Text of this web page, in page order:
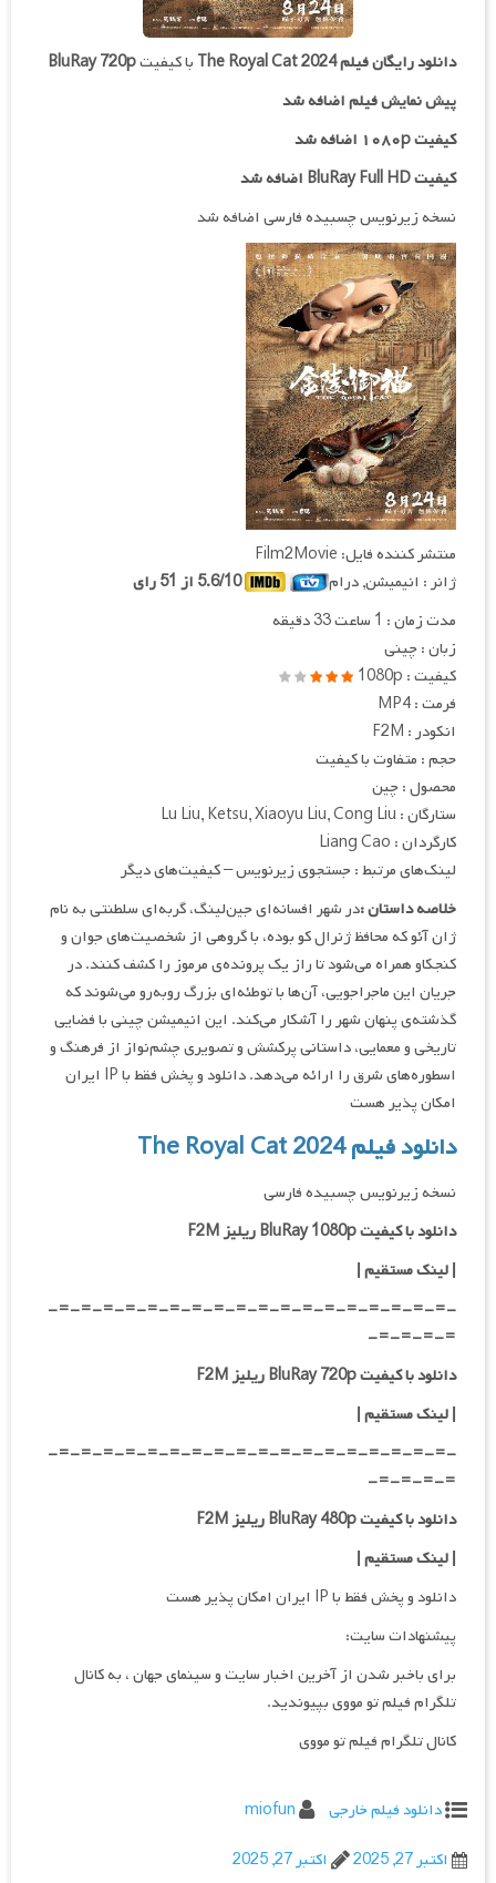
دانلود رایگان فیلمThe Royal Cat 2024 با کیفیتBluRay 720p
پیش نمایش فیلم اضافه شد
کیفیت ۱۰۸۰p اضافه شد
کیفیت BluRay Full HD اضافه شد
نسخه زیرنویس چسبیده فارسی اضافه شد
منتشر کننده فایل: Film2Movie
ژانر : انیمیشن, درام
5.6/10 از 51 رای
مدت زمان : 1 ساعت 33 دقیقه
زبان : چینی
کیفیت : 1080p
فرمت : MP4
انکودر : F2M
حجم : متفاوت با کیفیت
محصول : چین
ستارگان : Lu Liu, Ketsu, Xiaoyu Liu, Cong Liu
کارگردان : Liang Cao
لینک‌های مرتبط : جستجوی زیرنویس – کیفیت‌های دیگر
خلاصه داستان :در شهر افسانه‌ای جین‌لینگ، گربه‌ای سلطنتی به نام
ژان آئو که محافظ ژنرال کو بوده، با گروهی از شخصیت‌های جوان و
کنجکاو همراه می‌شود تا راز یک پرونده‌ی مرموز را کشف کنند. در
جریان این ماجراجویی، آن‌ها با توطئه‌ای بزرگ روبه‌رو می‌شوند که
گذشته‌ی پنهان شهر را آشکار می‌کند. این انیمیشن چینی با فضایی
تاریخی و معمایی، داستانی پرکشش و تصویری چشم‌نواز از فرهنگ و
اسطوره‌های شرق را ارائه می‌دهد. دانلود و پخش فقط با IP ایران
امکان پذیر هست
دانلود فیلم The Royal Cat 2024
نسخه زیرنویس چسبیده فارسی
دانلود با کیفیت BluRay 1080p ریلیز F2M
| لینک مستقیم |
-=-=-=-=-=-=-=-=-=-=-=-=-=-=-=-=-=-=-
=-=-=-=-
دانلود با کیفیت BluRay 720p ریلیز F2M
| لینک مستقیم |
-=-=-=-=-=-=-=-=-=-=-=-=-=-=-=-=-=-=-
=-=-=-=-
دانلود با کیفیت BluRay 480p ریلیز F2M
| لینک مستقیم |
دانلود و پخش فقط با IP ایران امکان پذیر هست
پیشنهادات سایت:
برای باخبر شدن از آخرین اخبار سایت و سینمای جهان ، به کانال
تلگرام فیلم تو مووی بپیوندید.
کانال تلگرام فیلم تو مووی
دانلود فیلم خارجی
miofun
اکتبر 27, 2025
اکتبر 27, 2025